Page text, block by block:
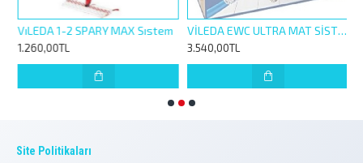
VıLEDA 1-2 SPARY MAX Sıstem
1.260,00TL
VİLEDA EWC ULTRA MAT SİSTEM TEMİZLİK SETİ
3.540,00TL
Site Politikaları